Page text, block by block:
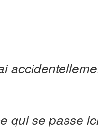
qui se passe